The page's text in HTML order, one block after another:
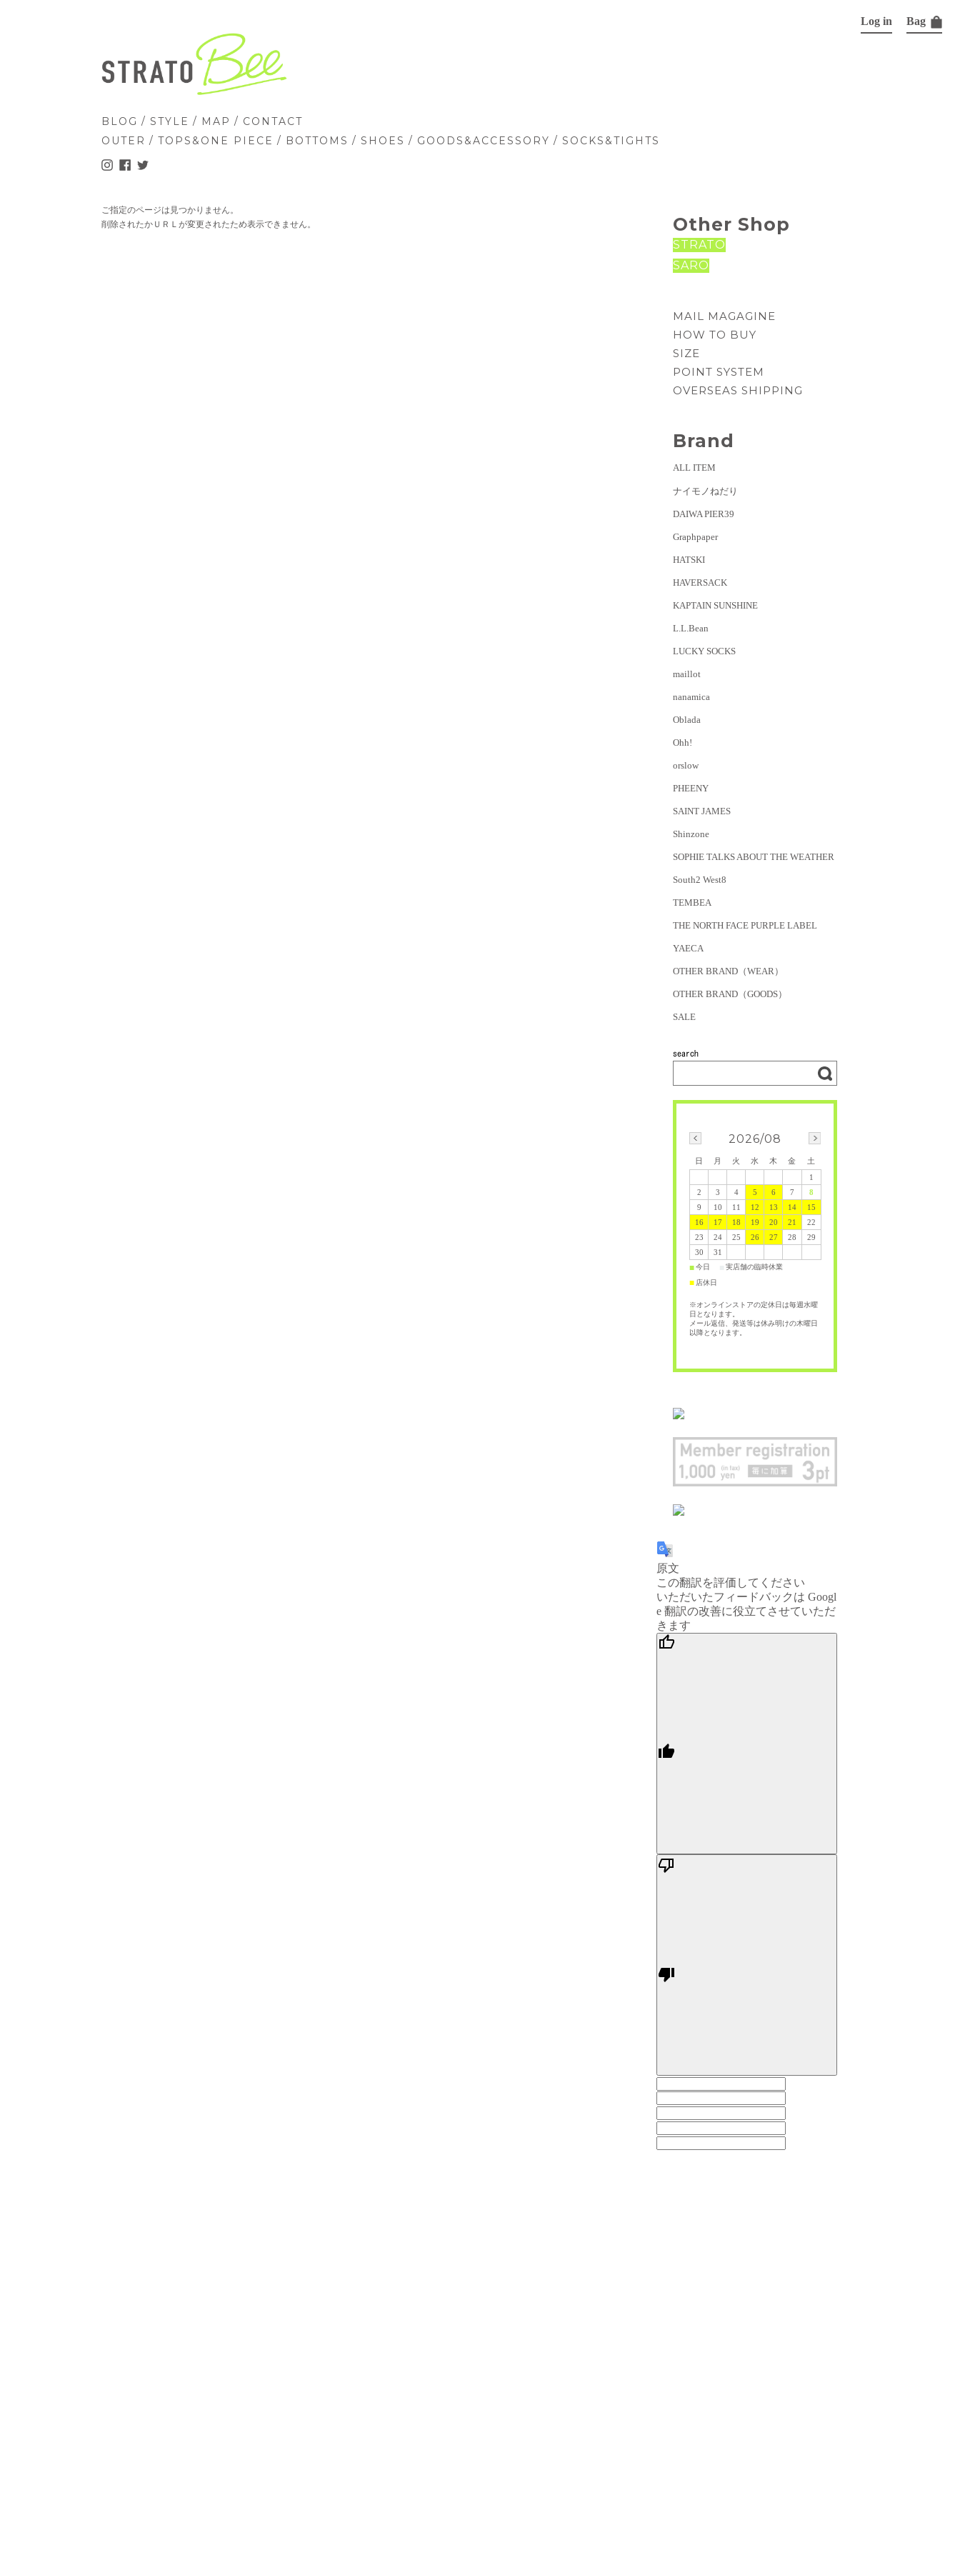
BLOG / STYLE / MAP / CONTACT
OUTER / TOPS&ONE PIECE / BOTTOMS / SHOES / GOODS&ACCESSORY / SOCKS&TIGHTS
Log in Bag
ご指定のページは見つかりません。
削除されたかＵＲＬが変更されたため表示できません。
Other Shop
STRATO
SARO
MAIL MAGAGINE
HOW TO BUY
SIZE
POINT SYSTEM
OVERSEAS SHIPPING
Brand
ALL ITEM
ナイモノねだり
DAIWA PIER39
Graphpaper
HATSKI
HAVERSACK
KAPTAIN SUNSHINE
L.L.Bean
LUCKY SOCKS
maillot
nanamica
Oblada
Ohh!
orslow
PHEENY
SAINT JAMES
Shinzone
SOPHIE TALKS ABOUT THE WEATHER
South2 West8
TEMBEA
THE NORTH FACE PURPLE LABEL
YAECA
OTHER BRAND（WEAR）
OTHER BRAND（GOODS）
SALE
2026/08
日 月 火 水 木 金
土
1
2
3 4 5 6 7
8
9
10 11 12 13 14
15
16
17 18 19 20 21
22
23
24 25 26 27 28
29
30
31
■今日 実店舗の臨時休業
■ 店休日
※オンラインストアの定休日は毎週水曜
日となります。
メール返信、発送等は休み明けの木曜日
以降となります。
原文
この翻訳を評価してください
いただいたフィードバックは Googl
e 翻訳の改善に役立てさせていただ
きます